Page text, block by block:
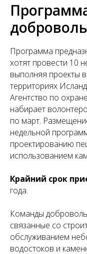
Программа
хотят провести 10
выполняя проекты
территориях
Агентство по
набирает
по март.
недельной
проектированию
использованием
Крайний срок
года.
Команды
связанные со
обслуживанием
водостоков и